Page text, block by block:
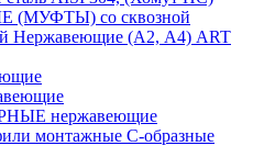
со сквозной
Нержавеющие (А2, А4) ART
нержавеющие
монтажные С-образные